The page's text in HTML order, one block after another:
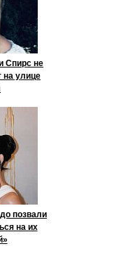
Спирс не
на улице
позвали
на их